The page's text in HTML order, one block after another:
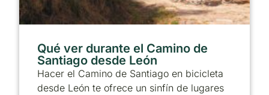
Qué ver durante el Camino de
Santiago desde León
Hacer el Camino de Santiago en bicicleta
desde León te ofrece un sinfín de lugares